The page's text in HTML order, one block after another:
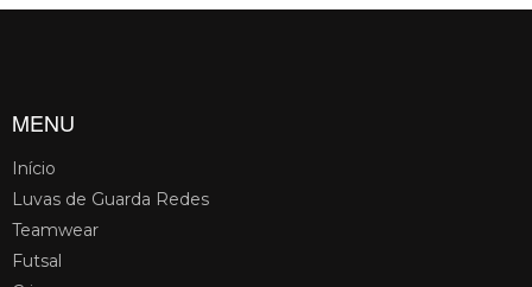
MENU
Início
Luvas de Guarda Redes
Teamwear
Futsal